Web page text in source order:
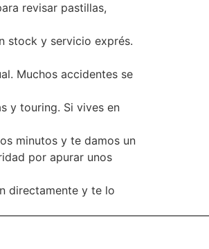
revisar pastillas,
stock y servicio exprés.
Muchos accidentes se
y touring. Si vives en
minutos y te damos un
por apurar unos
directamente y te lo